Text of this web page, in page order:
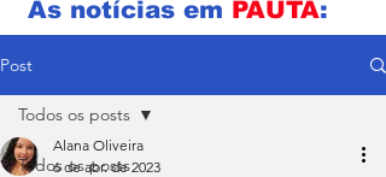
As notícias em PAUTA:
Post
Todos os posts
Todos os posts
Alana Oliveira
6 de abr. de 2023